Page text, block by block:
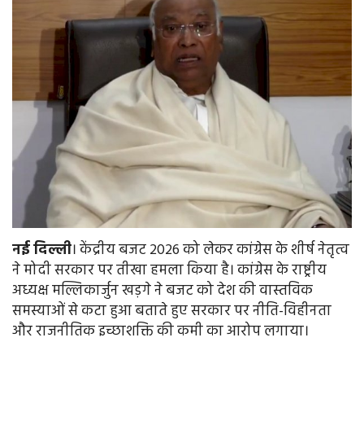
नईदिल्ली। केंद्रीय बजट 2026 को लेकर कांग्रेस के शीर्ष नेतृत्व
ने मोदी सरकार पर तीखा हमला किया है। कांग्रेस के राष्ट्रीय
अध्यक्ष मल्लिकार्जुन खड़गे ने बजट को देश की वास्तविक
समस्याओं से कटा हुआ बताते हुए सरकार पर नीति-विहीनता
और राजनीतिक इच्छाशक्ति की कमी का आरोप लगाया।